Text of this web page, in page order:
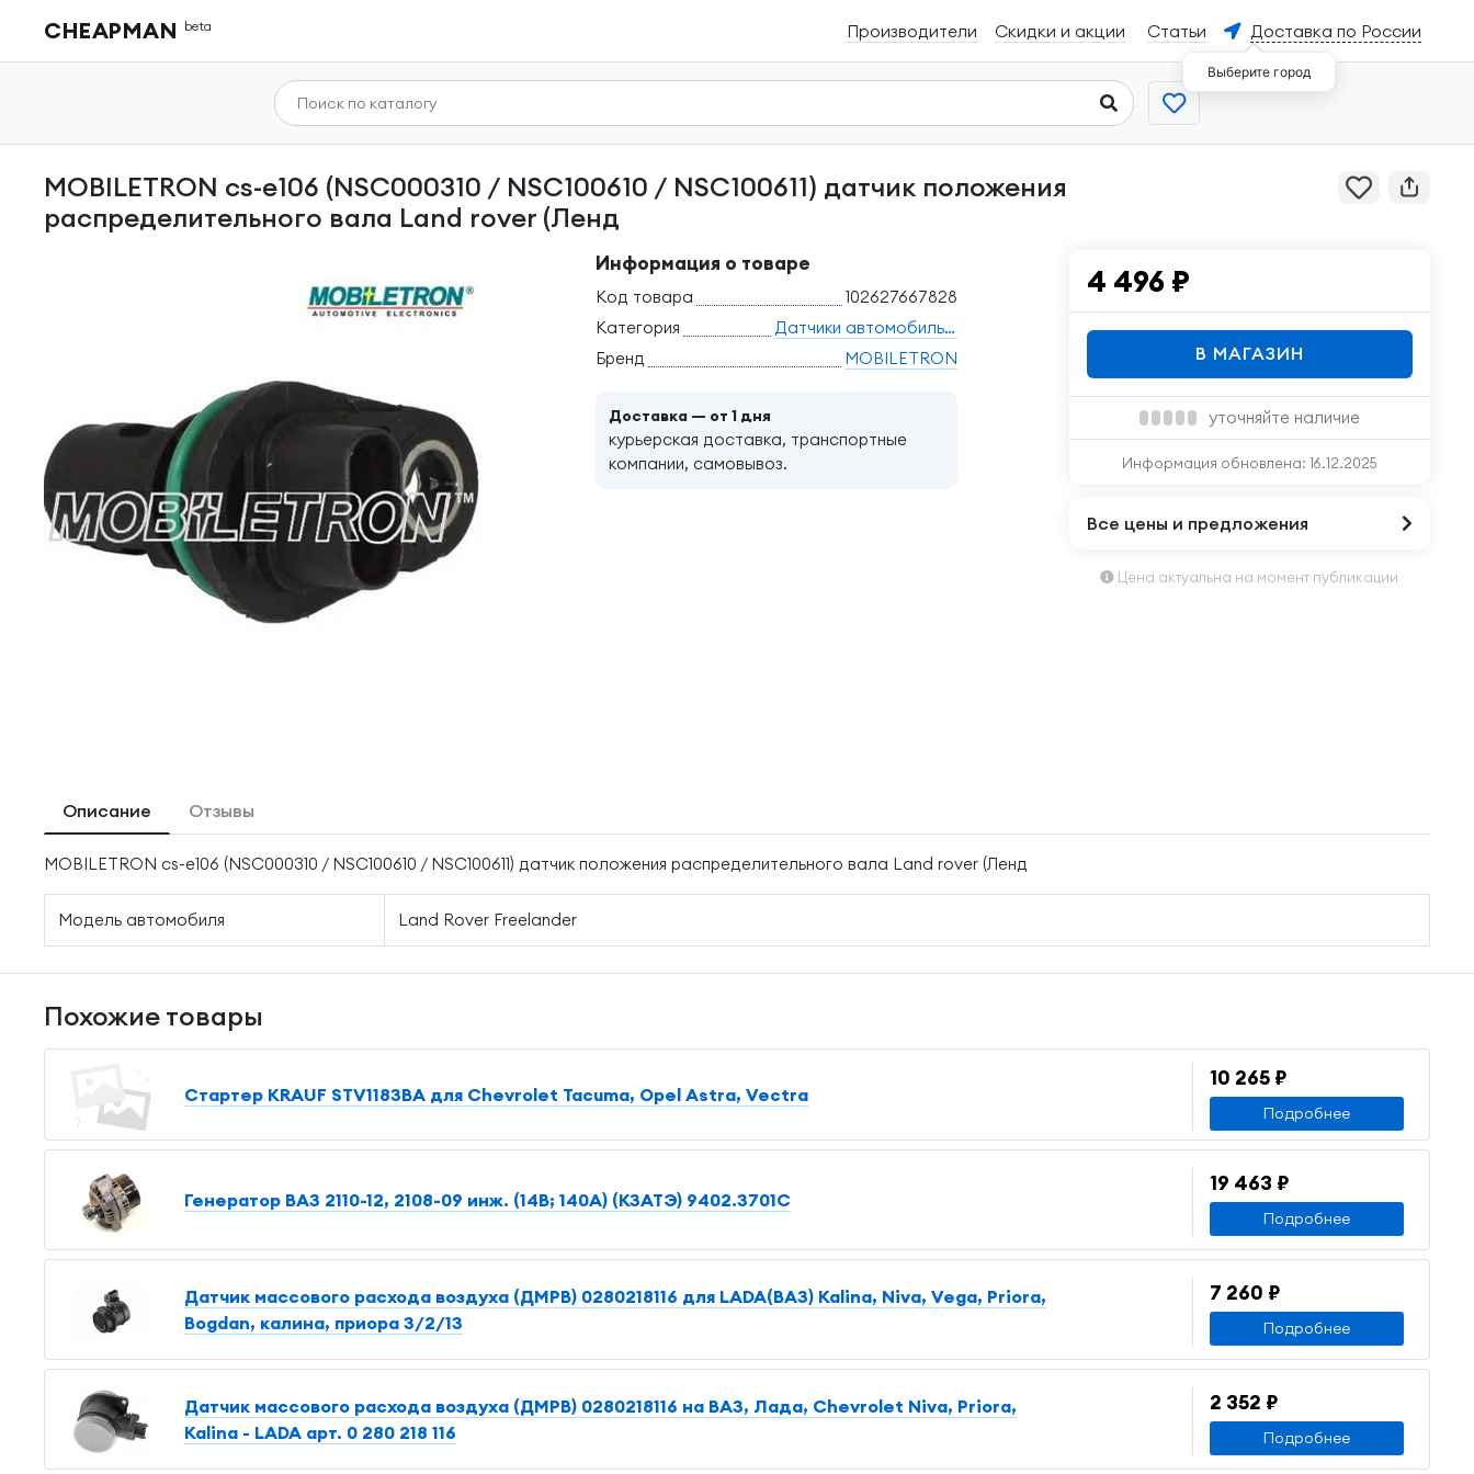
CHEAPMAN beta Производители Скидки и акции Статьи Доставка по России
Выберите город
MOBILETRON cs-e106 (NSC000310 / NSC100610 / NSC100611) датчик положения
распределительного вала Land rover (Ленд
Информация о товаре
Код товара
102627667828
Категория
Датчики автомобильные
Бренд
MOBILETRON
Доставка — от 1 дня
курьерская доставка, транспортные
компании, самовывоз.
4 496 ₽
В МАГАЗИН
уточняйте наличие
Информация обновлена:16.12.2025
Все цены и предложения
Цена актуальна на момент публикации
Описание Отзывы
MOBILETRON cs-e106 (NSC000310 / NSC100610 / NSC100611) датчик положения распределительного вала Land rover (Ленд
Модель автомобиля Land Rover Freelander
Похожие товары
Стартер KRAUF STV1183BA для Chevrolet Tacuma, Opel Astra, Vectra
10 265 ₽
Подробнее
Генератор ВАЗ 2110-12, 2108-09 инж. (14В; 140А) (КЗАТЭ) 9402.3701С
19 463 ₽
Подробнее
Датчик массового расхода воздуха (ДМРВ) 0280218116 для LADA(ВАЗ) Kalina, Niva, Vega, Priora,
Bogdan, калина, приора 3/2/13
7 260 ₽
Подробнее
Датчик массового расхода воздуха (ДМРВ) 0280218116 на ВАЗ, Лада, Chevrolet Niva, Priora,
Kalina - LADA арт. 0 280 218 116
2 352 ₽
Подробнее